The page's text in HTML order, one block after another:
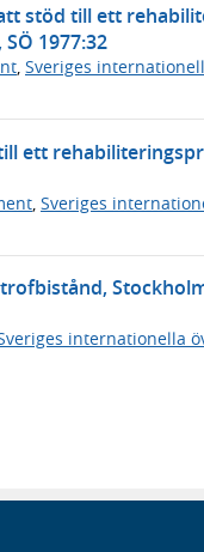
stöd till ett
1977:32
, Sveriges
ett
Sveriges
internationella